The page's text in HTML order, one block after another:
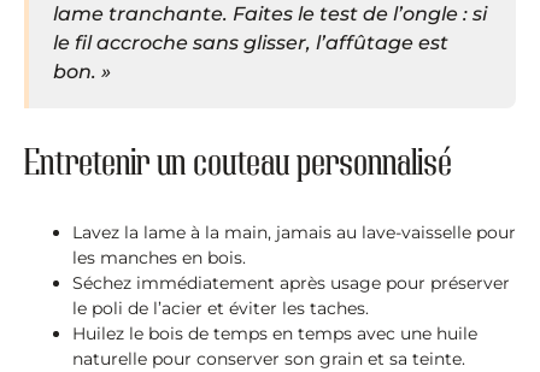
lame tranchante. Faites le test de l’ongle : si
le fil accroche sans glisser, l’affûtage est
bon. »
Entretenir un couteau personnalisé
Lavez la lame à la main, jamais au lave-vaisselle pour
les manches en bois.
Séchez immédiatement après usage pour préserver
le poli de l’acier et éviter les taches.
Huilez le bois de temps en temps avec une huile
naturelle pour conserver son grain et sa teinte.